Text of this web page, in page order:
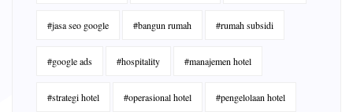
#jasa seo google #bangun rumah #rumah subsidi
#google ads #hospitality #manajemen hotel
#strategi hotel #operasional hotel #pengelolaan hotel